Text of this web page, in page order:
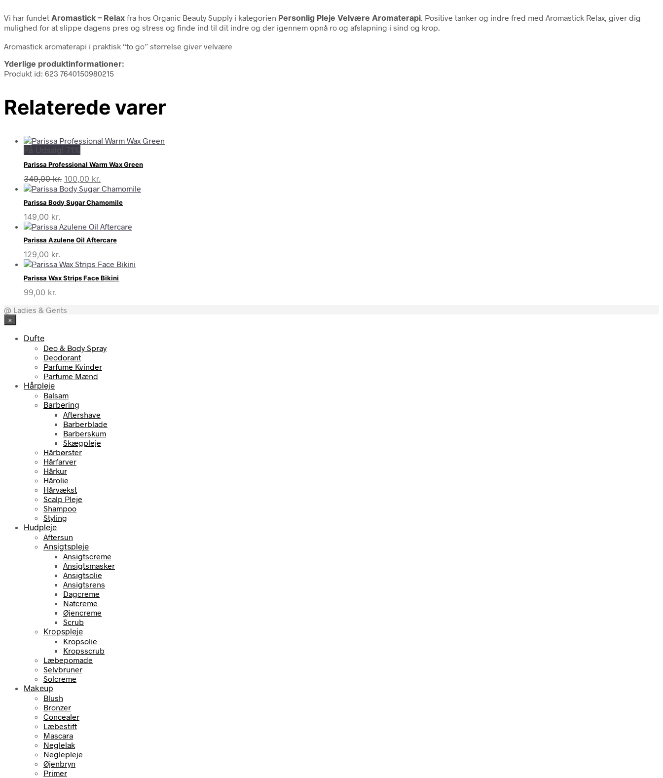
Vi har fundet Aromastick – Relax fra hos Organic Beauty Supply i kategorien Personlig Pleje Velvære Aromaterapi . Positive tanker og indre fred med Aromastick Relax, giver dig
mulighed for at slippe dagens pres og stress og finde ind til dit indre og der igennem opnå ro og afslapning i sind og krop.
Aromastick aromaterapi i praktisk “to go” størrelse giver velvære
Yderlige produktinformationer:
Produkt id: 623 7640150980215
Relaterede varer
På Udsalg! 71%
Parissa Professional Warm Wax Green
349,00kr. Den
oprindelige
pris
var:
100,00 kr.
aktuelle
er:
Parissa Body Sugar Chamomile
149,00 kr.
Parissa Azulene Oil Aftercare
129,00 kr.
Parissa Wax Strips Face Bikini
99,00 kr.
@ Ladies & Gents
×
Dufte
Deo & Body Spray
Deodorant
Parfume Kvinder
Parfume Mænd
Hårpleje
Balsam
Barbering
Aftershave
Barberblade
Barberskum
Skægpleje
Hårbørster
Hårfarver
Hårkur
Hårolie
Hårvækst
Scalp Pleje
Shampoo
Styling
Hudpleje
Aftersun
Ansigtspleje
Ansigtscreme
Ansigtsmasker
Ansigtsolie
Ansigtsrens
Dagcreme
Natcreme
Øjencreme
Scrub
Kropspleje
Kropsolie
Kropsscrub
Læbepomade
Selvbruner
Solcreme
Makeup
Blush
Bronzer
Concealer
Læbestift
Mascara
Neglelak
Neglepleje
Øjenbryn
Primer